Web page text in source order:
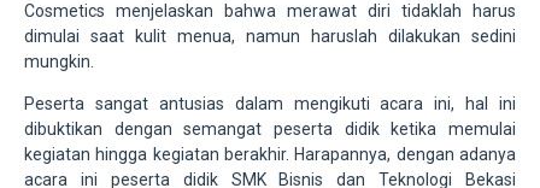
Cosmetics menjelaskan bahwa merawat diri tidaklah harus
dimulai saat kulit menua, namun haruslah dilakukan sedini
mungkin.
Peserta sangat antusias dalam mengikuti acara ini, hal ini
dibuktikan dengan semangat peserta didik ketika memulai
kegiatan hingga kegiatan berakhir. Harapannya, dengan adanya
acara ini peserta didik SMK Bisnis dan Teknologi Bekasi